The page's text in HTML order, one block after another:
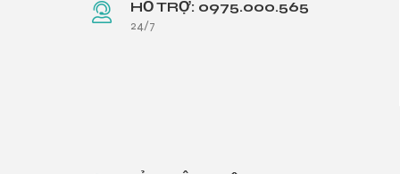
HỖ TRỢ: 0975.000.565
24/7